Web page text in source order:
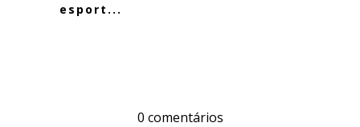
esport...
0 comentários